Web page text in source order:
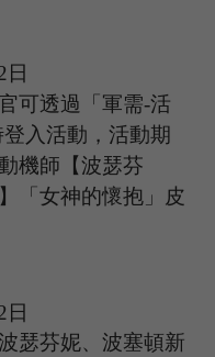
日
可透過「軍需-活
入活動，活動期
機師【波瑟芬
】「女神的懷抱」皮
日
瑟芬妮、波塞頓新